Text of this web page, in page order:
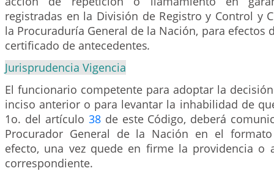
registradas en la División de Registro y Control y
la Procuraduría General de la Nación, para efectos
certificado de antecedentes.
Jurisprudencia Vigencia
El funcionario competente para adoptar la
inciso anterior o para levantar la inhabilidad de
1o. del artículo 38de este Código, deberá
Procurador General de la Nación en el
efecto, una vez quede en firme la providencia o
correspondiente.